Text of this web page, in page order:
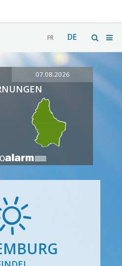
FR DE
07.08.2026